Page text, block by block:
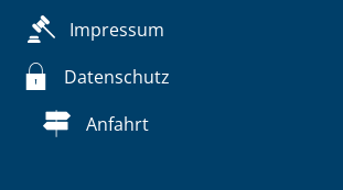
Impressum
Datenschutz
Anfahrt